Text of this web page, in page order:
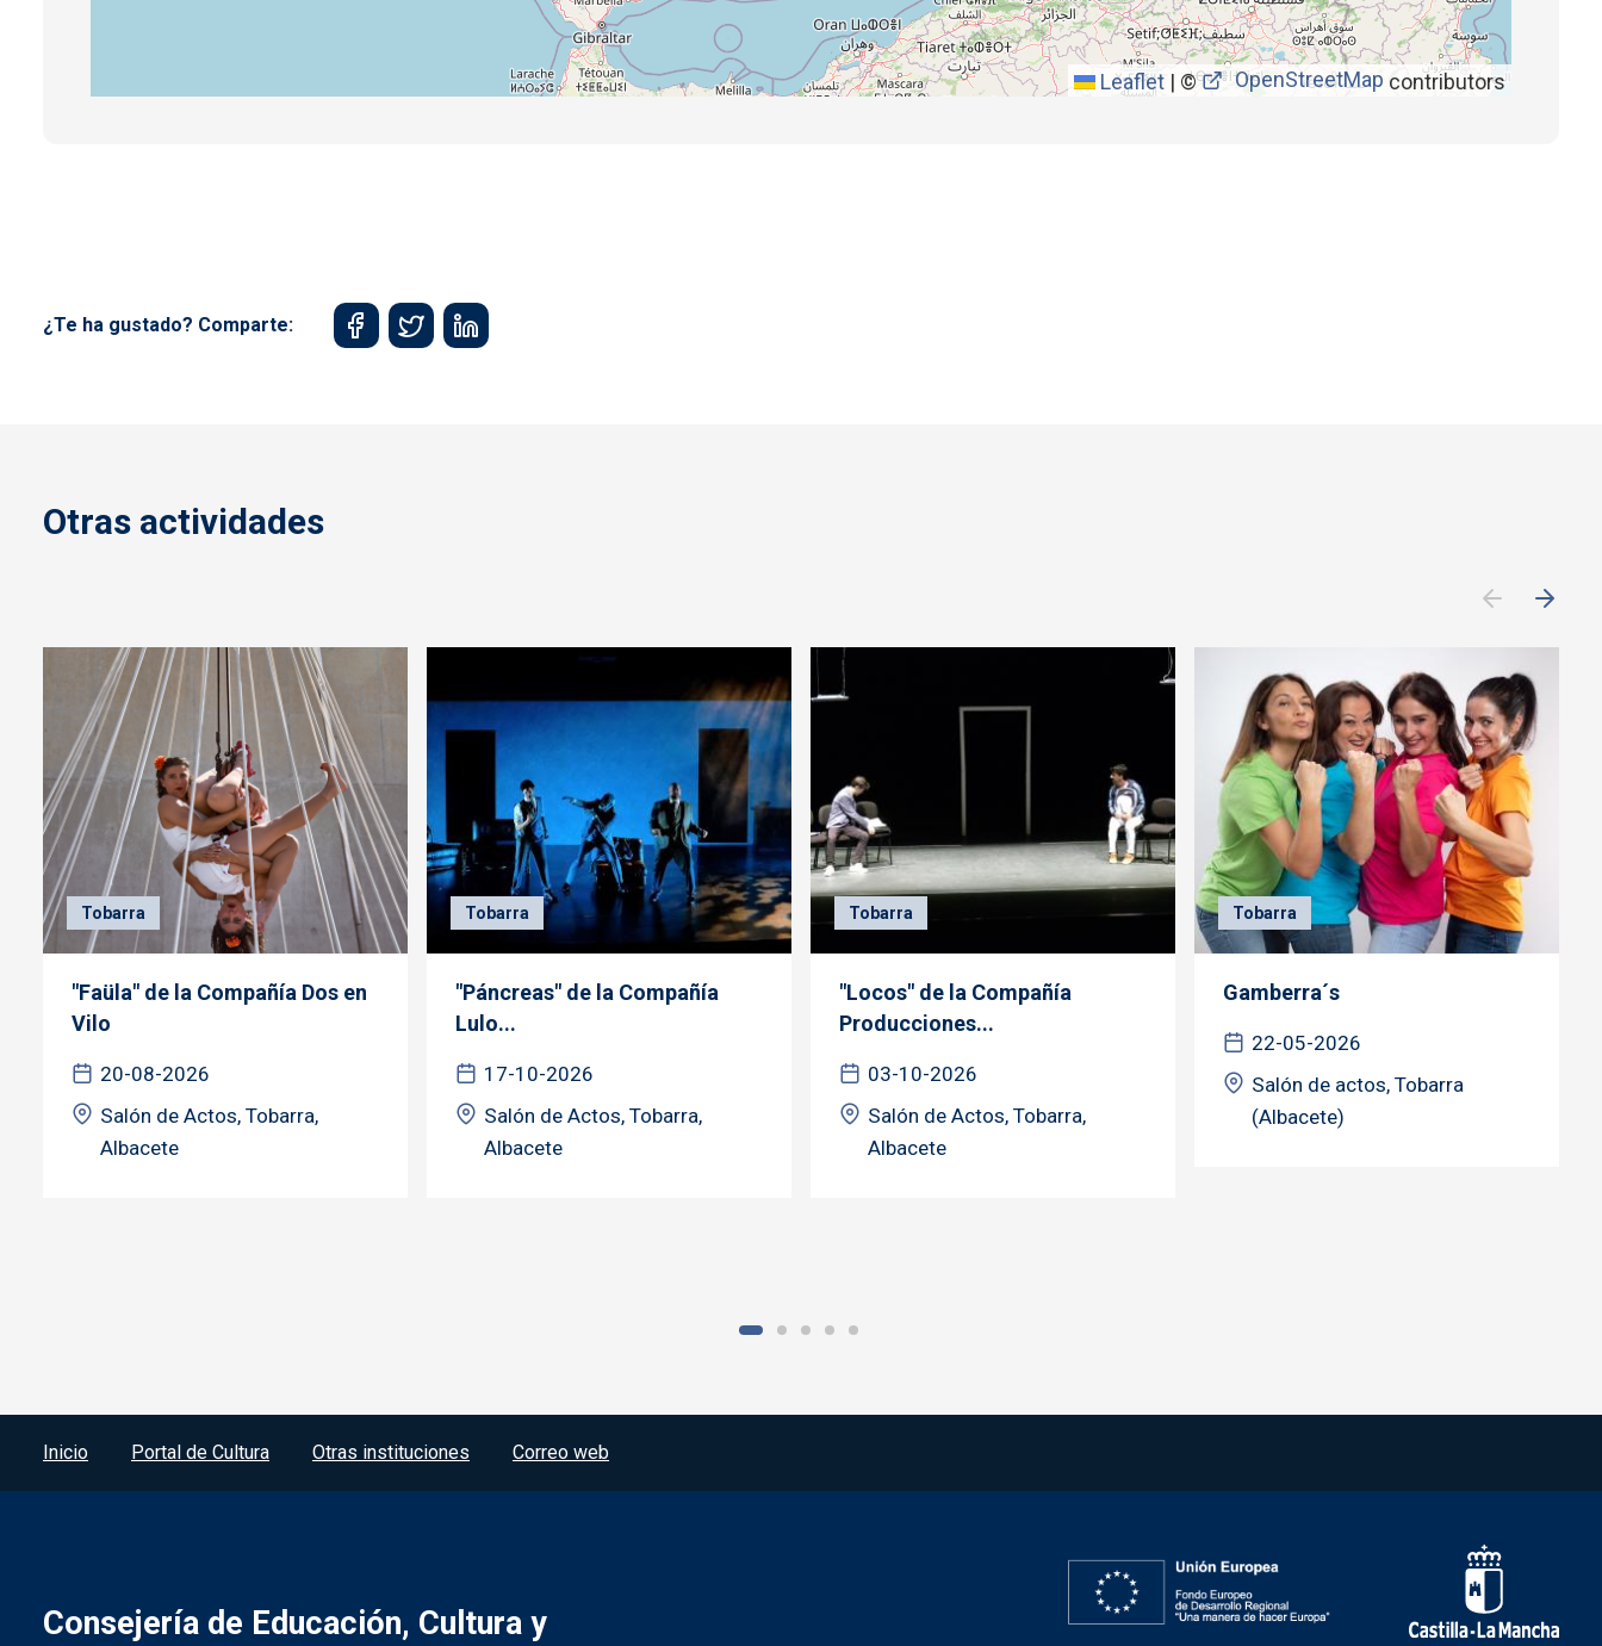
Leaflet | © OpenStreetMap contributors
¿Te ha gustado? Comparte:
Otras actividades
Tobarra
"Faüla" de la Compañía Dos en
Vilo
20-08-2026
Salón de Actos, Tobarra,
Albacete
Tobarra
"Páncreas" de la Compañía
Lulo...
17-10-2026
Salón de Actos, Tobarra,
Albacete
Tobarra
"Locos" de la Compañía
Producciones...
03-10-2026
Salón de Actos, Tobarra,
Albacete
Tobarra
Gamberra´s
22-05-2026
Salón de actos, Tobarra
(Albacete)
Menú del pie
Inicio Portal de Cultura Otras instituciones Correo web
Consejería de Educación, Cultura y